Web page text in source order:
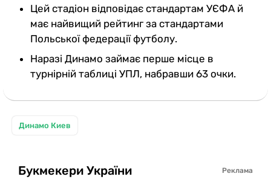
Цей стадіон відповідає стандартам УЄФА й
має найвищий рейтинг за стандартами
Польської федерації футболу.
Наразі Динамо займає перше місце в
турнірній таблиці УПЛ, набравши 63 очки.
Динамо Киев
Букмекери України Реклама